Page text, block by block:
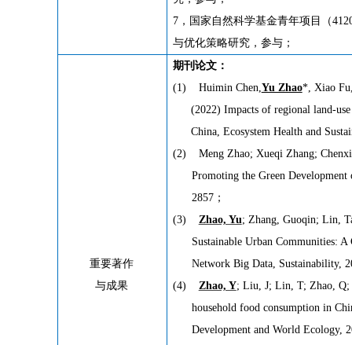
7，国家自然科学基金青年项目（
与优化策略研究，参与；
重要著作
与成果
期刊论文：
(1)
Huimin Chen,Yu Zhao*, Xiao
(2022) Impacts of regional land-
China, Ecosystem Health and
(2)
Meng Zhao; Xueqi Zhang;
Promoting the Green
2857；
(3)
Zhao, Yu; Zhang, Guoqin; Lin,
Sustainable Urban Communities:
Network Big Data, Sustainability,
(4)
Zhao, Y; Liu, J; Lin, T; Zhao,
household food consumption in
Development and World Ecology,